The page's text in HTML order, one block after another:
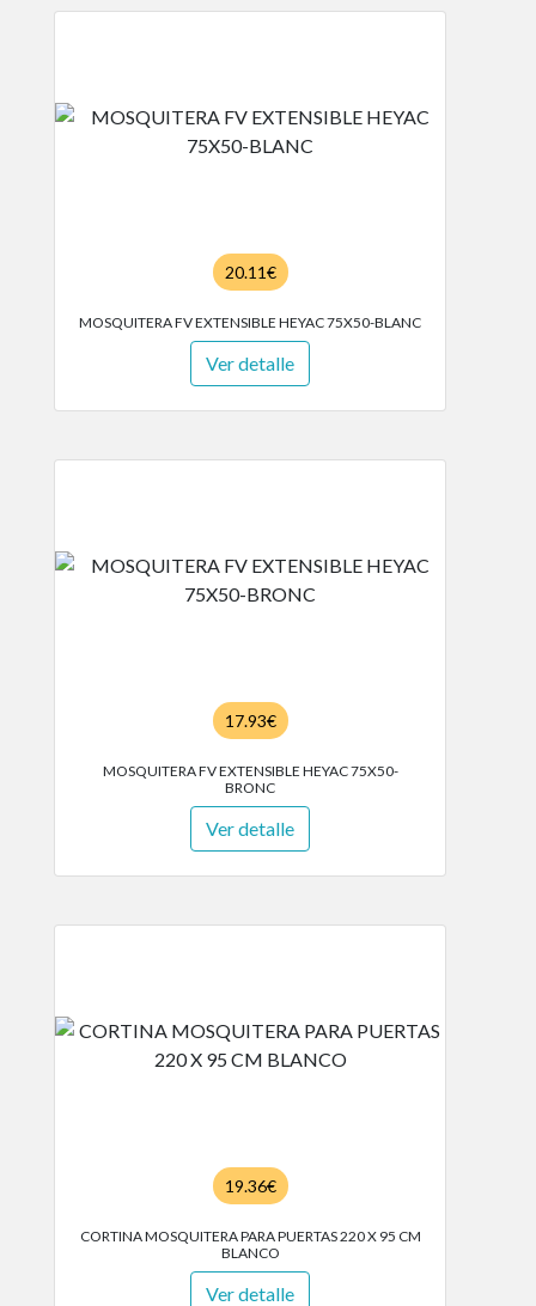
20.11€
MOSQUITERA FV EXTENSIBLE HEYAC 75X50-BLANC
Ver detalle
17.93€
MOSQUITERA FV EXTENSIBLE HEYAC 75X50-
BRONC
Ver detalle
19.36€
CORTINA MOSQUITERA PARA PUERTAS 220 X 95 CM
BLANCO
Ver detalle